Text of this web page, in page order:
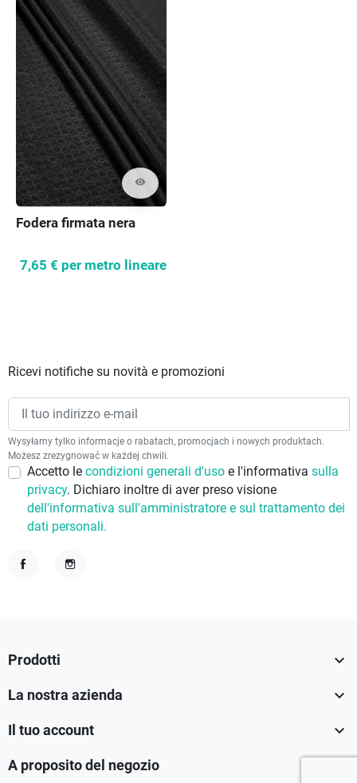
visibility
Fodera firmata nera
7,65 € per metro lineare
Ricevi notifiche su novità e promozioni
Wysyłamy tylko informacje o rabatach, promocjach i nowych produktach.
Możesz zrezygnować w każdej chwili.
Accetto le condizioni generali d'uso e l'informativa sulla
privacy. Dichiaro inoltre di aver preso visione
dell'informativa sull'amministratore e sul trattamento dei
dati personali.
Prodotti 
La nostra azienda 
Il tuo account 
A proposito del negozio